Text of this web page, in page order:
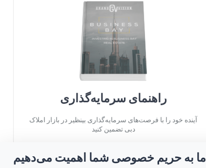
راهنمای سرمایه‌گذاری
آینده خود را با فرصت‌های سرمایه‌گذاری بینظیر در بازار املاک
دبی تضمین کنید
ما به حریم خصوصی شما اهمیت می‌دهیم